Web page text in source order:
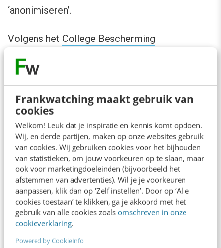
Frankwatching maakt gebruik van
cookies
Welkom! Leuk dat je inspiratie en kennis komt opdoen.
Wij, en derde partijen, maken op onze websites gebruik
van cookies. Wij gebruiken cookies voor het bijhouden
van statistieken, om jouw voorkeuren op te slaan, maar
ook voor marketingdoeleinden (bijvoorbeeld het
afstemmen van advertenties). Wil je je voorkeuren
aanpassen, klik dan op ‘Zelf instellen’. Door op ‘Alle
cookies toestaan’ te klikken, ga je akkoord met het
gebruik van alle cookies zoals omschreven in onze
cookieverklaring.
Powered by CookieInfo
‘anonimiseren’.
Volgens het College Bescherming
deel van het IP-adres nog steeds een
persoonsgegeven. Het gaat namelijk om een
groep van maximaal 256 computers. Maar het
CBP vindt het wel een belangrijke maatregel
om de risico’s voor je website bezoekers te
verkleinen.
Om het anonimiseren van IP-adressen bij
Google te activeren, en dus te voldoen aan de
eis van het CBP, moet je een extra regel in
Javascript toevoegen. Voeg deze toe aan de
‘codesnippet’ die je hebt ontvangen bij het